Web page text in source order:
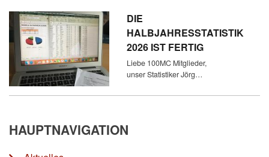
DIE
HALBJAHRESSTATISTIK
2026 IST FERTIG
Liebe 100MC Mitglieder,
unser Statistiker Jörg…
HAUPTNAVIGATION